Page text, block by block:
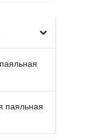
паяльная